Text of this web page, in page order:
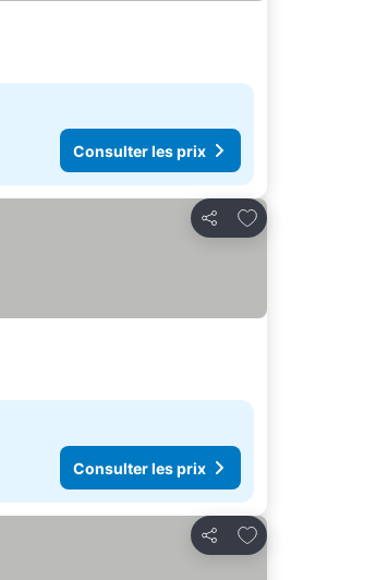
Consulter les prix
Partager
Ajouter à mes
Consulter les prix
Partager
Ajouter à mes